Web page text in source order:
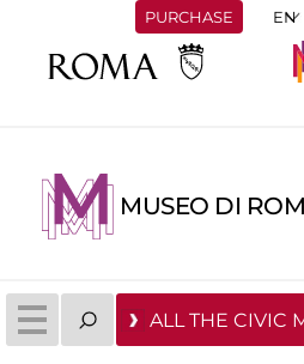
PURCHASE
MUSEO DI
ALL THE CIVIC